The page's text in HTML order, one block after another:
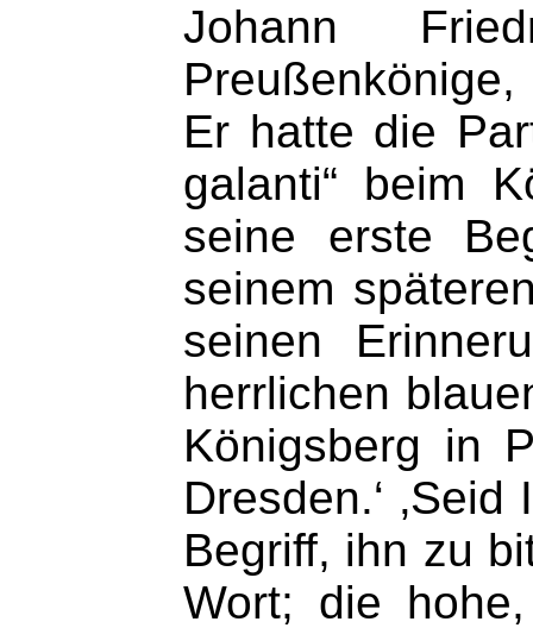
Johann
Er hatte die
galanti“ beim
seine erste
seinem
seinen
herrlichen
Königsberg in
Dresden.‘
Begriff, ihn zu
Wort; die